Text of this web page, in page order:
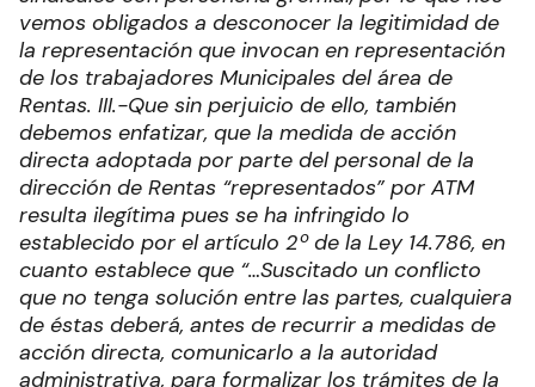
vemos obligados a desconocer la legitimidad de
la representación que invocan en representación
de los trabajadores Municipales del área de
Rentas. III.-Que sin perjuicio de ello, también
debemos enfatizar, que la medida de acción
directa adoptada por parte del personal de la
dirección de Rentas “representados” por ATM
resulta ilegítima pues se ha infringido lo
establecido por el artículo 2º de la Ley 14.786, en
cuanto establece que “…Suscitado un conflicto
que no tenga solución entre las partes, cualquiera
de éstas deberá, antes de recurrir a medidas de
acción directa, comunicarlo a la autoridad
administrativa, para formalizar los trámites de la